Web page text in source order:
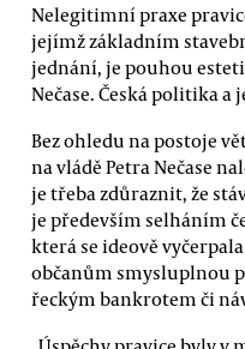
Nelegitimní praxe
jejímž základním
jednání, je pouhou
Nečase. Česká politika
Bez ohledu na postoje
na vládě Petra Nečase
je třeba zdůraznit, že
je především selháním
která se ideově
občanům smysluplnou
řeckým bankrotem či